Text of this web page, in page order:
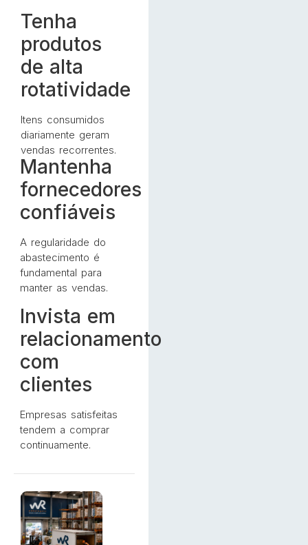
Tenha
produtos
de alta
rotatividade
Itens consumidos
diariamente geram
vendas recorrentes.
Mantenha
fornecedores
confiáveis
A regularidade do
abastecimento é
fundamental para
manter as vendas.
Invista em
relacionamento
com
clientes
Empresas satisfeitas
tendem a comprar
continuamente.